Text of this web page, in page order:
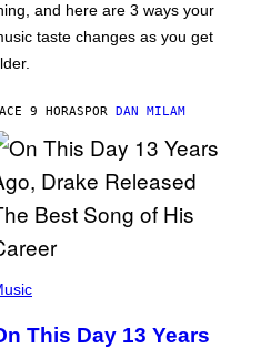
and here are 3 ways your
taste changes as you get
9 HORASPOR DAN MILAM
This Day 13 Years